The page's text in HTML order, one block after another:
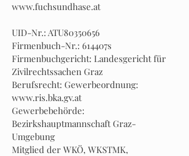
www.fuchsundhase.at
UID-Nr.: ATU80350656
Firmenbuch-Nr.: 614407s
Firmenbuchgericht: Landesgericht für
Zivilrechtssachen Graz
Berufsrecht: Gewerbeordnung:
www.ris.bka.gv.at
Gewerbebehörde:
Bezirkshauptmannschaft Graz-
Umgebung
Mitglied der WKÖ, WKSTMK,